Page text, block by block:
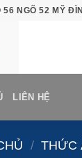
NGÕ 52 MỸ
LIÊN HỆ
/ THỨC